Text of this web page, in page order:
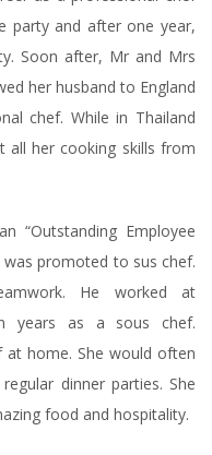
party and after one year,
Soon after, Mr and Mrs
her husband to England
chef. While in Thailand
all her cooking skills from
“Outstanding Employee
was promoted to sus chef.
He worked at
years as a sous chef.
at home. She would often
dinner parties. She
food and hospitality.